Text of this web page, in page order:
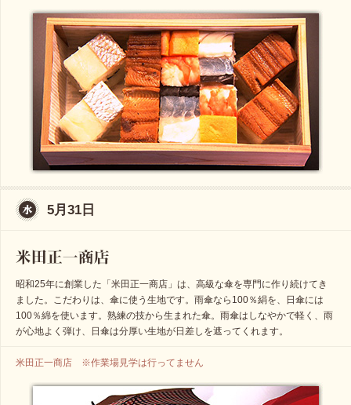
5月31日
昭和25年に創業した「米田正一商店」は、高級な傘を専門に作り続けてき
ました。こだわりは、傘に使う生地です。雨傘なら100％絹を、日傘には
100％綿を使います。熟練の技から生まれた傘。雨傘はしなやかで軽く、雨
が心地よく弾け、日傘は分厚い生地が日差しを遮ってくれます。
米田正一商店 ※作業場見学は行ってません